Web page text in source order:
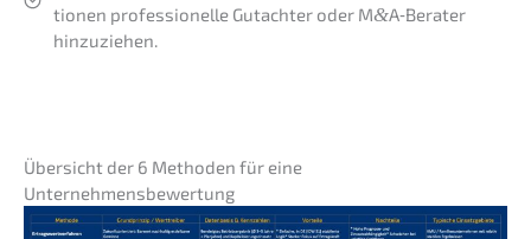
tio­nen profes­sio­nel­le Gutach­ter oder M&A‑Berater
hinzuziehen.
Übersicht der 6 Metho­den für eine
Unternehmensbewertung